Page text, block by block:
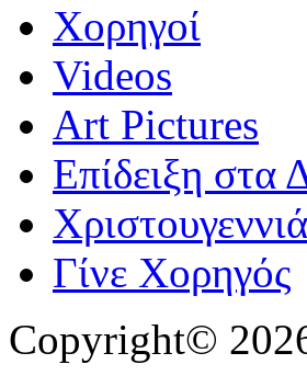
Χορηγοί
Videos
Art Pictures
Επίδειξη στα
Γίνε Χορηγός
Copyright©